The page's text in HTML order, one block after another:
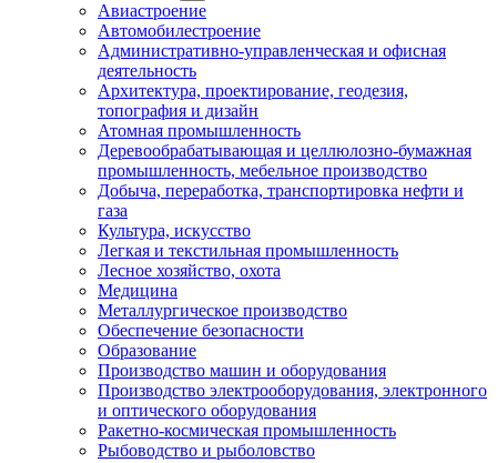
Авиастроение
Автомобилестроение
Административно-управленческая и офисная
деятельность
Архитектура, проектирование, геодезия,
топография и дизайн
Атомная промышленность
Деревообрабатывающая и целлюлозно-бумажная
промышленность, мебельное производство
Добыча, переработка, транспортировка нефти и
газа
Культура, искусство
Легкая и текстильная промышленность
Лесное хозяйство, охота
Медицина
Металлургическое производство
Обеспечение безопасности
Образование
Производство машин и оборудования
Производство электрооборудования, электронного
и оптического оборудования
Ракетно-космическая промышленность
Рыбоводство и рыболовство